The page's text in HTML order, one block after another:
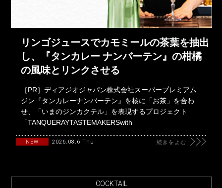
リンゴジュースでカモミールの茶葉を抽出
し、『タンカレー ナンバーテン』の柑橘
の風味とリンクさせる
［PR］ディアジオジャパン株式会社スーパープレミアム
ジン『タンカレーナンバーテン』を核に「お茶」を合わ
せ、「いまのジンカクテル」を表現するプロジェクト
「TANQUERAYTASTEMAKERSwith
NEW 2026.08.6 Thu 続きをよむ
COCKTAIL